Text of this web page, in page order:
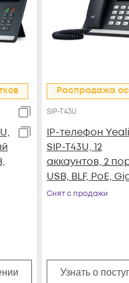
Распродажа
SIP-T43U
IP-телефон
SIP-T43U, 12
аккаунтов, 2
USB, BLF, PoE,
без БП
Снят с продажи
Узнать о